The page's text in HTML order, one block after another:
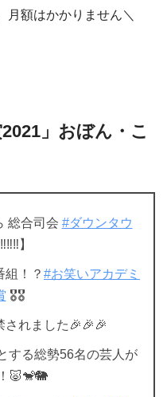
月額はかかりません＼
」おぼん・こ
総合司会 #ダウンタウ
】
組！？ #お笑いアカデミ
🎖🎖
されました🎉🎉🎉
する総勢56名の芸人が
🐷🐒🐘